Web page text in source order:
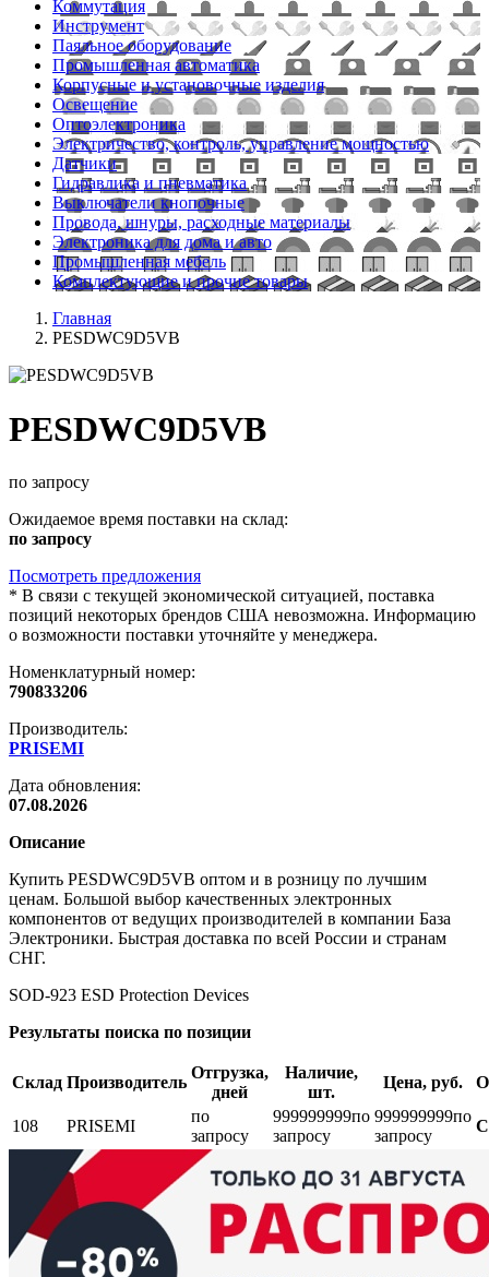
Коммутация
Инструмент
Паяльное оборудование
Промышленная автоматика
Корпусные и установочные изделия
Освещение
Оптоэлектроника
Электричество, контроль, управление мощностью
Датчики
Гидравлика и пневматика
Выключатели кнопочные
Провода, шнуры, расходные материалы
Электроника для дома и авто
Промышленная мебель
Комплектующие и прочие товары
Главная
PESDWC9D5VB
PESDWC9D5VB
по запросу
Ожидаемое время поставки на склад:
по запросу
Посмотреть предложения
* В связи с текущей экономической ситуацией, поставка
позиций некоторых брендов США невозможна. Информацию
о возможности поставки уточняйте у менеджера.
Номенклатурный номер:
790833206
Производитель:
PRISEMI
Дата обновления:
07.08.2026
Описание
Купить PESDWC9D5VB оптом и в розницу по лучшим
ценам. Большой выбор качественных электронных
компонентов от ведущих производителей в компании База
Электроники. Быстрая доставка по всей России и странам
СНГ.
SOD-923 ESD Protection Devices
Результаты поиска по позиции
Склад Производитель
Отгрузка,
дней
Наличие,
шт.
Цена, руб.
108 PRISEMI
по
запросу
999999999по
запросу
999999999по
запросу